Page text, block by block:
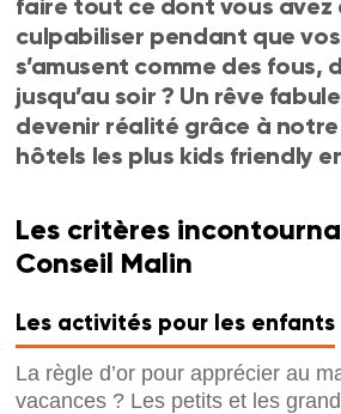
culpabiliser pendant que
s’amusent comme des fous,
jusqu’au soir ? Un rêve
devenir réalité grâce à
hôtels les plus kids friendly
Les critères
Conseil Malin
Les activités pour les enfants
La règle d’or pour apprécier au
vacances ? Les petits et les